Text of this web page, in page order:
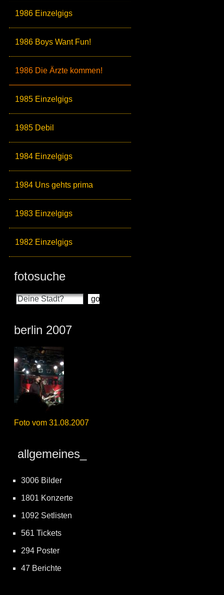
1986 Einzelgigs
1986 Boys Want Fun!
1986 Die Ärzte kommen!
1985 Einzelgigs
1985 Debil
1984 Einzelgigs
1984 Uns gehts prima
1983 Einzelgigs
1982 Einzelgigs
fotosuche
berlin 2007
Foto vom 31.08.2007
allgemeines_
3006 Bilder
1801 Konzerte
1092 Setlisten
561 Tickets
294 Poster
47 Berichte